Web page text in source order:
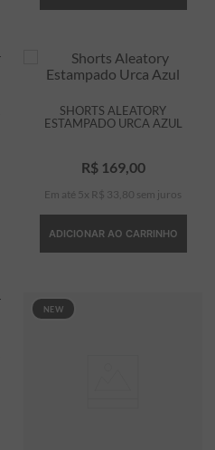
SHORTS ALEATORY
ESTAMPADO URCA AZUL
R$ 169, 00
Em até 5 x R$ 33 80 sem juros
ADICIONAR AO CARRINHO
NEW